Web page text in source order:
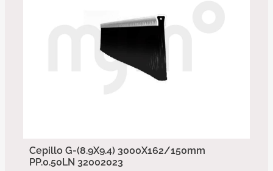
Cepillo G-(8.9X9.4) 3000X162/150mm
PP.0.50LN 32002023